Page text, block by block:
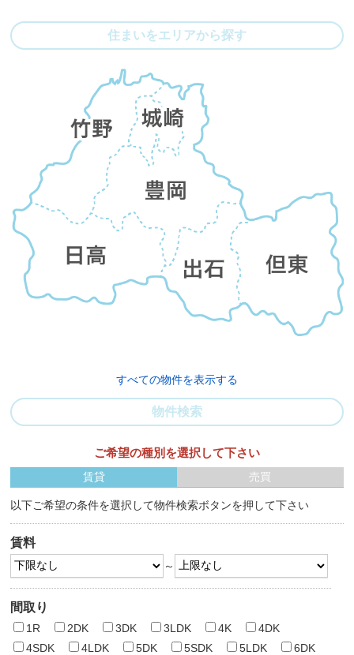
住まいをエリアから探す
すべての物件を表示する
物件検索
ご希望の種別を選択して下さい
賃貸 売買
以下ご希望の条件を選択して物件検索ボタンを押して下さい
賃料
～
間取り
1R 2DK 3DK 3LDK 4K
4DK
4SDK
4LDK 5DK 5SDK 5LDK 6DK